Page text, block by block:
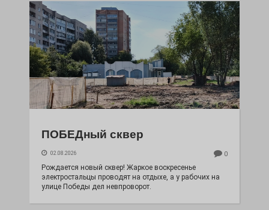
ПОБЕДный сквер
02.08.2026 0
Рождается новый сквер! Жаркое воскресенье
электростальцы проводят на отдыхе, а у рабочих на
улице Победы дел невпроворот.